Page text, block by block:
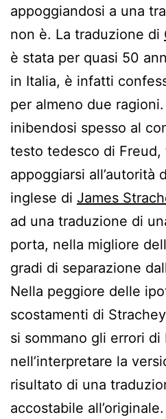
appoggiandosi a una
non è. La traduzione di
è stata per quasi 50
in Italia, è infatti
per almeno due
inibendosi spesso al
testo tedesco di Freud,
appoggiarsi all’autorità
inglese di James
ad una traduzione di
porta, nella migliore
gradi di separazione
Nella peggiore delle
scostamenti di
si sommano gli errori di
nell’interpretare la
risultato di una
accostabile